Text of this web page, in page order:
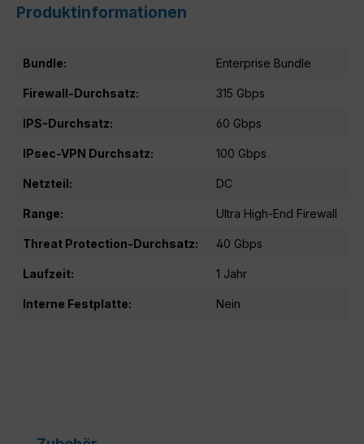
Produktinformationen
Bundle: Enterprise Bundle
Firewall-Durchsatz: 315 Gbps
IPS-Durchsatz: 60 Gbps
IPsec-VPN Durchsatz: 100 Gbps
Netzteil: DC
Range: Ultra High-End Firewall
Threat Protection-Durchsatz: 40 Gbps
Laufzeit: 1 Jahr
Interne Festplatte: Nein
Produktgalerie überspringen